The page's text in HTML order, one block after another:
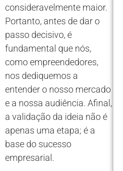
consideravelmente maior.
Portanto, antes de dar o
passo decisivo, é
fundamental que nós,
como empreendedores,
nos dediquemos a
entender o nosso mercado
e a nossa audiência. Afinal,
a validação da ideia não é
apenas uma etapa; é a
base do sucesso
empresarial.